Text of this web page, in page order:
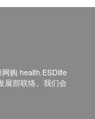
购 health.ESDlife
展部联络。我们会